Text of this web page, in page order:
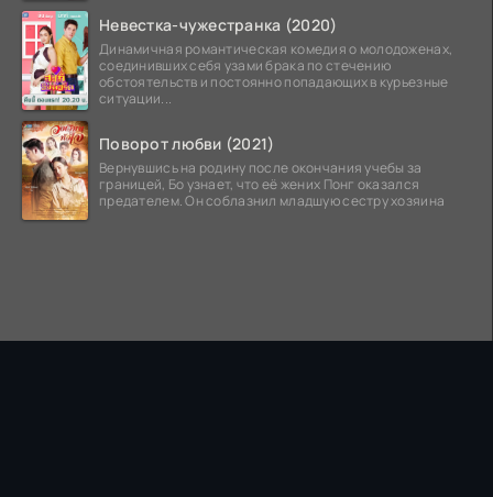
Невестка-чужестранка (2020)
Динамичная романтическая комедия о молодоженах,
соединивших себя узами брака по стечению
обстоятельств и постоянно попадающих в курьезные
ситуации...
Поворот любви (2021)
Вернувшись на родину после окончания учебы за
границей, Бо узнает, что её жених Понг оказался
предателем. Он соблазнил младшую сестру хозяина